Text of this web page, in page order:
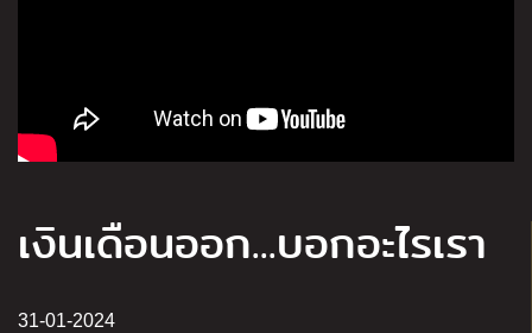
เงินเดือนออก...บอกอะไรเรา
31-01-2024